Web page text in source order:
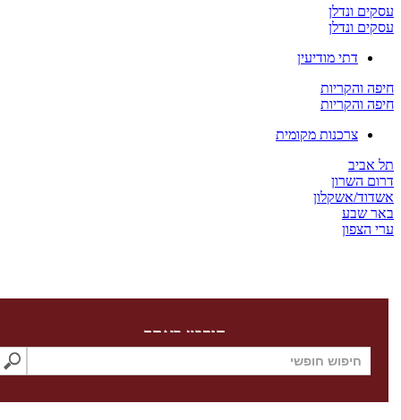
ונדלן
ונדלן
דתי מודיעין
צרכנות מקומית
אשקלון
חיפוש באתר